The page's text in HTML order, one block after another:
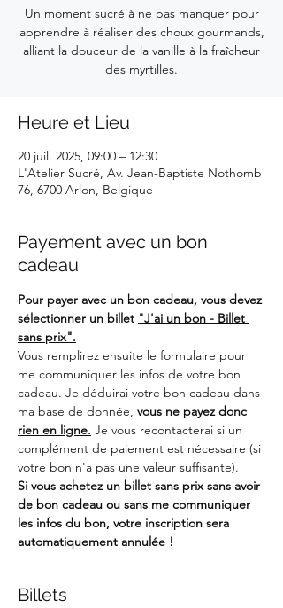
Un moment sucré à ne pas manquer pour
apprendre à réaliser des choux gourmands,
alliant la douceur de la vanille à la fraîcheur
des myrtilles.
Heure et Lieu
20 juil. 2025, 09:00 – 12:30
L'Atelier Sucré, Av. Jean-Baptiste Nothomb
76, 6700 Arlon, Belgique
Payement avec un bon
cadeau
Pour payer avec un bon cadeau, vous devez
sélectionner un billet "J'ai un bon - Billet
sans prix".
Vous remplirez ensuite le formulaire pour
me communiquer les infos de votre bon
cadeau. Je déduirai votre bon cadeau dans
ma base de donnée, vous ne payez donc
rien en ligne. Je vous recontacterai si un
complément de paiement est nécessaire (si
votre bon n'a pas une valeur suffisante).
Si vous achetez un billet sans prix sans avoir
de bon cadeau ou sans me communiquer
les infos du bon, votre inscription sera
automatiquement annulée !
Billets